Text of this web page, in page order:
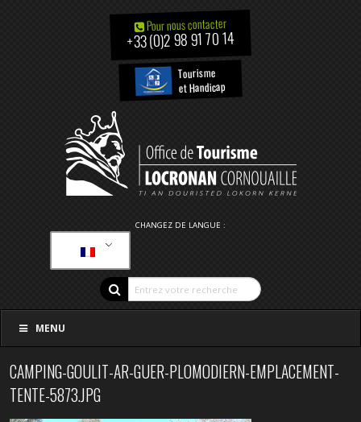
Pour nous contacter
+33 (0)2 98 91 70 14
Tourisme
et Handicap
CHANGEZ DE LANGUE :
MENU
CAMPING-GOULIT-AR-GUER-PLOMODIERN-EMPLACEMENT-
TENTE-5873.JPG